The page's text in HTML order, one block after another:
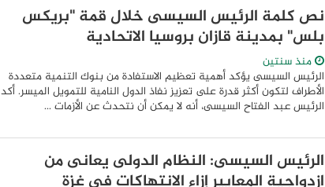
نص كلمة الرئيس السيسى خلال قمة "بريكس
بلس" بمدينة قازان بروسيا الاتحادية
منذ سنتين
الرئيس السيسى يؤكد أهمية تعظيم الاستفادة من بنوك التنمية متعددة
الأطراف لتكون أكثر قدرة على تعزيز نفاذ الدول النامية للتمويل الميسر. أكد
الرئيس عبد الفتاح السيسى، أنه لا يمكن أن نتحدث عن الأزمات ...
الرئيس السيسى: النظام الدولى يعانى من